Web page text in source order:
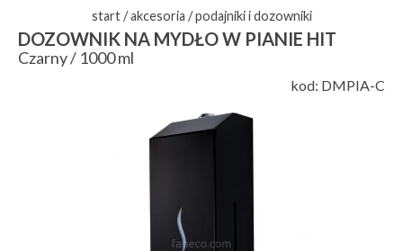
start / akcesoria / podajniki i dozowniki
DOZOWNIK NA MYDŁO W PIANIE HIT
Czarny / 1000 ml
kod: DMPIA-C